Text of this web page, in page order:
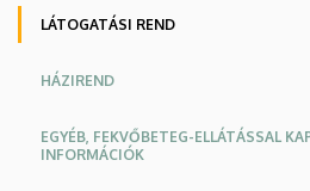
LÁTOGATÁSI REND
HÁZIREND
EGYÉB, FEKVŐBETEG-ELLÁTÁSSAL
INFORMÁCIÓK